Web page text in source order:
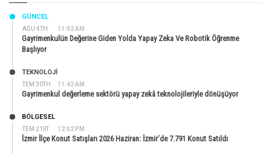
AĞU 4TH 11:02 AM
GÜNCEL
Gayrimenkulün Değerine Giden Yolda Yapay Zeka Ve Robotik Öğrenme
Başlıyor
TEM 30TH 11:42 AM
TEKNOLOJİ
Gayrimenkul değerleme sektörü yapay zekâ teknolojileriyle dönüşüyor
TEM 21ST 12:02 PM
BÖLGESEL
İzmir İlçe Konut Satışları 2026 Haziran: İzmir’de 7.791 Konut Satıldı